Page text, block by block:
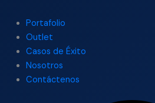
Portafolio
Outlet
Casos de Éxito
Nosotros
Contáctenos